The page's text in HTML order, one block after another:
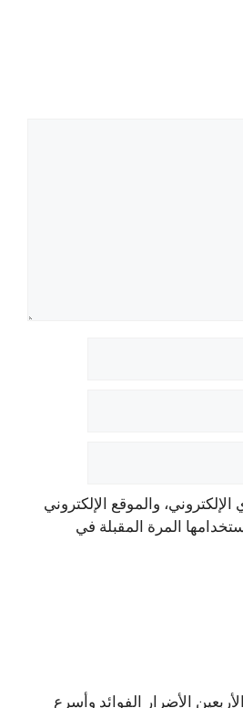
والموقع الإلكتروني
المرة المقبلة في
الأضرار الفوائد وأسرع